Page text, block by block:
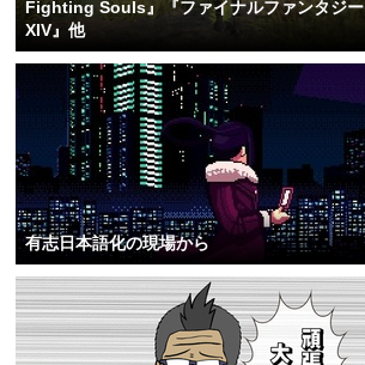
Fighting Souls』『ファイナルファンタジー
XIV』他
有志日本語化の現場から